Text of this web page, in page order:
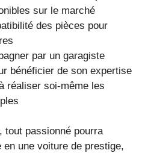
sur le marché
des pièces pour
par un garagiste
bénéficier de son expertise
réaliser soi-même les
tout passionné pourra
une voiture de prestige,